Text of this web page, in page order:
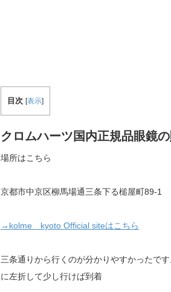
目次 [表示]
クロムハーツ国内正規品眼鏡
場所はこちら
京都市中京区柳馬場通三条下る槌屋町89-1
→kolme kyoto Official siteはこちら
三条通りから行くのが分かりやすかったで
に左折して少し行けば到着